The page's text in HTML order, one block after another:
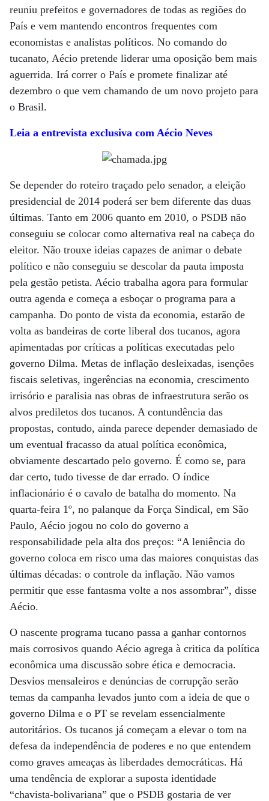
reuniu prefeitos e governadores de todas as regiões do
País e vem mantendo encontros frequentes com
economistas e analistas políticos. No comando do
tucanato, Aécio pretende liderar uma oposição bem mais
aguerrida. Irá correr o País e promete finalizar até
dezembro o que vem chamando de um novo projeto para
o Brasil.
Leia a entrevista exclusiva com Aécio Neves
Se depender do roteiro traçado pelo senador, a eleição
presidencial de 2014 poderá ser bem diferente das duas
últimas. Tanto em 2006 quanto em 2010, o PSDB não
conseguiu se colocar como alternativa real na cabeça do
eleitor. Não trouxe ideias capazes de animar o debate
político e não conseguiu se descolar da pauta imposta
pela gestão petista. Aécio trabalha agora para formular
outra agenda e começa a esboçar o programa para a
campanha. Do ponto de vista da economia, estarão de
volta as bandeiras de corte liberal dos tucanos, agora
apimentadas por críticas a políticas executadas pelo
governo Dilma. Metas de inflação desleixadas, isenções
fiscais seletivas, ingerências na economia, crescimento
irrisório e paralisia nas obras de infraestrutura serão os
alvos prediletos dos tucanos. A contundência das
propostas, contudo, ainda parece depender demasiado de
um eventual fracasso da atual política econômica,
obviamente descartado pelo governo. É como se, para
dar certo, tudo tivesse de dar errado. O índice
inflacionário é o cavalo de batalha do momento. Na
quarta-feira 1º, no palanque da Força Sindical, em São
Paulo, Aécio jogou no colo do governo a
responsabilidade pela alta dos preços: “A leniência do
governo coloca em risco uma das maiores conquistas das
últimas décadas: o controle da inflação. Não vamos
permitir que esse fantasma volte a nos assombrar”, disse
Aécio.
O nascente programa tucano passa a ganhar contornos
mais corrosivos quando Aécio agrega à critica da política
econômica uma discussão sobre ética e democracia.
Desvios mensaleiros e denúncias de corrupção serão
temas da campanha levados junto com a ideia de que o
governo Dilma e o PT se revelam essencialmente
autoritários. Os tucanos já começam a elevar o tom na
defesa da independência de poderes e no que entendem
como graves ameaças às liberdades democráticas. Há
uma tendência de explorar a suposta identidade
“chavista-bolivariana” que o PSDB gostaria de ver